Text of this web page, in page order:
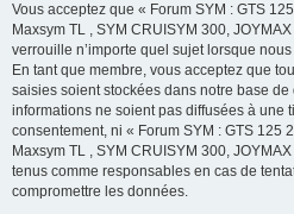
Vous acceptez que « Forum SYM : GTS
Maxsym TL , SYM CRUISYM 300,
verrouille n’importe quel sujet lorsque
En tant que membre, vous acceptez que
saisies soient stockées dans notre base
informations ne soient pas diffusées à une
consentement, ni « Forum SYM : GTS 125
Maxsym TL , SYM CRUISYM 300,
tenus comme responsables en cas de
compromettre les données.